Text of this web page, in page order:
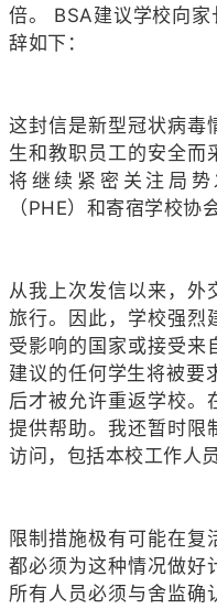
倍。
BSA建议学校向
辞如下：
这封信是新型冠状病毒
生和教职员工的安全而
将继续紧密关注局
（PHE）和寄宿学校协
从我上次发信以来，外
旅行。因此，学校强烈
受影响的国家或接受来
建议的任何学生将被要
后才被允许重返学校。
提供帮助。我还暂时限
访问，包括本校工作人
限制措施极有可能在复
都必须为这种情况做好
所有人员必须与舍监确